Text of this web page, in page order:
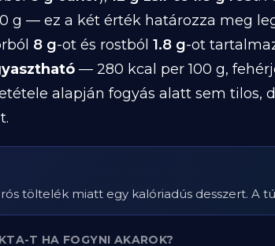
g — ez a két érték határozza meg
8 g-ot és rostból 1.8 g-ot
— 280 kcal per 100 g,
alapján fogyás alatt sem tilos,
töltelék miatt egy kalóriadús desszert. A
T HA FOGYNI AKAROK?